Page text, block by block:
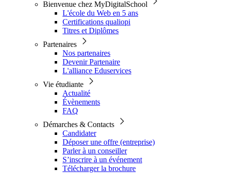
Bienvenue chez MyDigitalSchool
L'école du Web en 5 ans
Certifications qualiopi
Titres et Diplômes
Partenaires
Nos partenaires
Devenir Partenaire
L'alliance Eduservices
Vie étudiante
Actualité
Évènements
FAQ
Démarches & Contacts
Candidater
Déposer une offre (entreprise)
Parler à un conseiller
S’inscrire à un événement
Télécharger la brochure